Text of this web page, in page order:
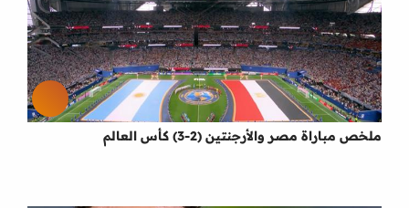
ملخص مباراة مصر والأرجنتين (2-3) كأس العالم